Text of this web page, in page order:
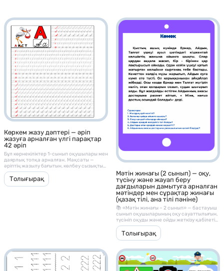
Көркем жазу дәптері — әріп
жазуға арналған үлгі парақтар
42 әріп
Бұл көрнекіліктер 1-сынып оқушылары мен
даярлық топқа арналған. Мақсаты —
әріптің жазылу бағытын, көлбеу сызықты
ұстануды және әріп байланысын үйрету
Толығырақ
Мәтін жинағы (2 сынып) — оқу,
түсіну және жауап беру
дағдыларын дамытуға арналған
мәтіндер мен сұрақтар жинағы
(қазақ тілі, ана тілі пәніне)
📚 «Мәтін жинағы – 2 сынып» — бастауыш
сынып оқушыларының оқу сауаттылығын,
түсініп оқуды және ойды жеткізу қабілетін
дамытуға арналған әдістемелік материал.
Бұл жинақ әр мәтіннен кейін берілген
түсінуге арналған сұрақтармен, оқу және
көмектеседі.
Толығырақ